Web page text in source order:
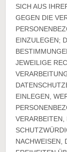
SICH AUS
GEGEN DIE
EINZULEGEN;
JEWEILIGE
EINLEGEN,
NACHWEISEN,